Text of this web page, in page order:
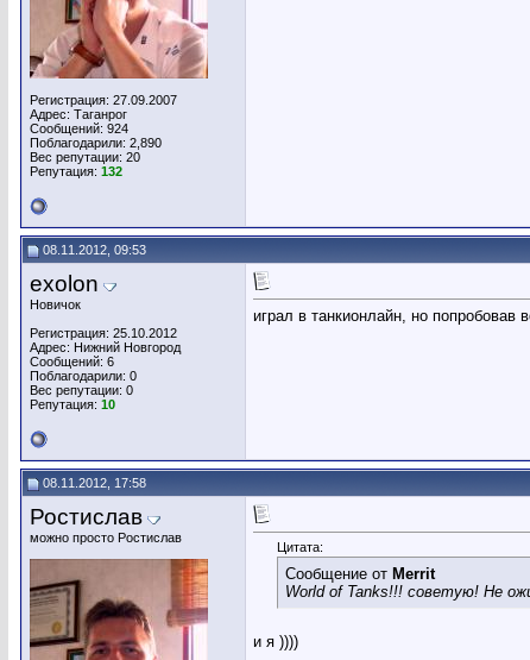
Регистрация: 27.09.2007
Адрес: Таганрог
Сообщений: 924
Поблагодарили: 2,890
Вес репутации: 20
Репутация: 132
08.11.2012, 09:53
exolon
Новичок
Регистрация: 25.10.2012
Адрес: Нижний Новгород
Сообщений: 6
Поблагодарили: 0
Вес репутации: 0
Репутация: 10
играл в танкионлайн, но попробовав
08.11.2012, 17:58
Ростислав
можно просто Ростислав
Цитата:
Сообщение от Merrit
World of Tanks!!! советую! Не
и я ))))